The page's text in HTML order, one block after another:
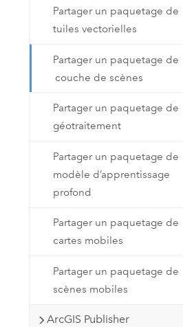
Partager un paquetage de
tuiles vectorielles
Partager un paquetage de
couche de scènes
Partager un paquetage de
géotraitement
Partager un paquetage de
modèle d’apprentissage
profond
Partager un paquetage de
cartes mobiles
Partager un paquetage de
scènes mobiles
ArcGIS Publisher